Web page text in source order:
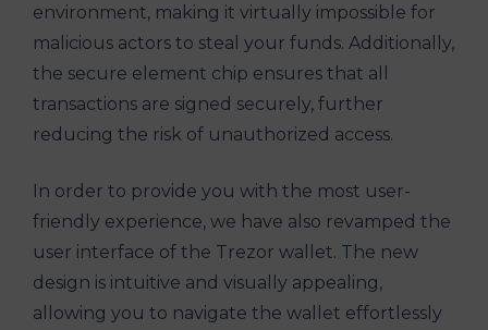
environment, making it virtually impossible for
malicious actors to steal your funds. Additionally,
the secure element chip ensures that all
transactions are signed securely, further
reducing the risk of unauthorized access.
In order to provide you with the most user-
friendly experience, we have also revamped the
user interface of the Trezor wallet. The new
design is intuitive and visually appealing,
allowing you to navigate the wallet effortlessly